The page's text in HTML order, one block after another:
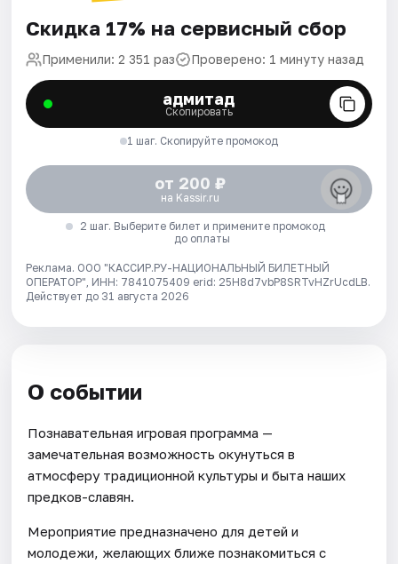
Скидка 17% на сервисный сбор
Применили: 2 351 раз Проверено: 1 минуту назад
адмитад
Скопировать
1 шаг. Скопируйте промокод
от 200 ₽
на Kassir.ru
2 шаг. Выберите билет и примените промокод
до оплаты
Реклама. ООО "КАССИР.РУ-НАЦИОНАЛЬНЫЙ БИЛЕТНЫЙ
ОПЕРАТОР", ИНН: 7841075409 erid: 25H8d7vbP8SRTvHZrUcdLB.
Действует до 31 августа 2026
О событии
Познавательная игровая программа —
замечательная возможность окунуться в
атмосферу традиционной культуры и быта наших
предков-славян.
Мероприятие предназначено для детей и
молодежи, желающих ближе познакомиться с